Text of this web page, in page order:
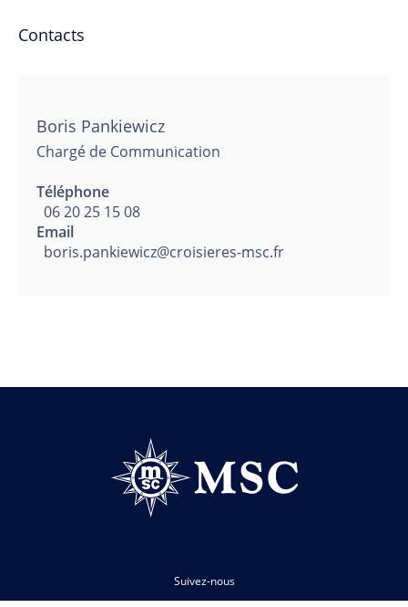
Contacts
Boris Pankiewicz
Chargé de Communication
Téléphone
06 20 25 15 08
Email
boris.pankiewicz@croisieres-msc.fr
Suivez-nous